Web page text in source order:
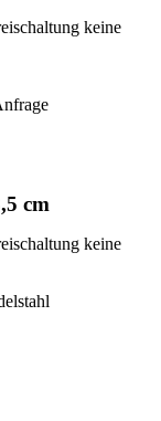
keine
cm
keine